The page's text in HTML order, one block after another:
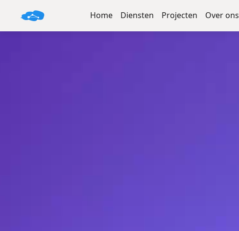
Home Diensten Projecten Over ons